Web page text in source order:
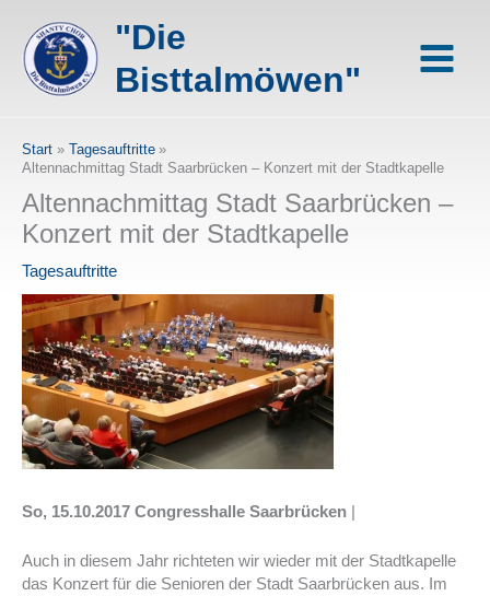
Inhalt
springen
"Die
Bisttalmöwen"
Start
Tagesauftritte
Altennachmittag Stadt Saarbrücken – Konzert mit der Stadtkapelle
Altennachmittag Stadt Saarbrücken –
Konzert mit der Stadtkapelle
Tagesauftritte
So, 15.10.2017 Congresshalle Saarbrücken
Auch in diesem Jahr richteten wir wieder mit der Stadtkapelle
das Konzert für die Senioren der Stadt Saarbrücken aus. Im